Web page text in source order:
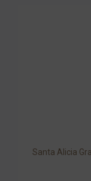
Santa Alicia